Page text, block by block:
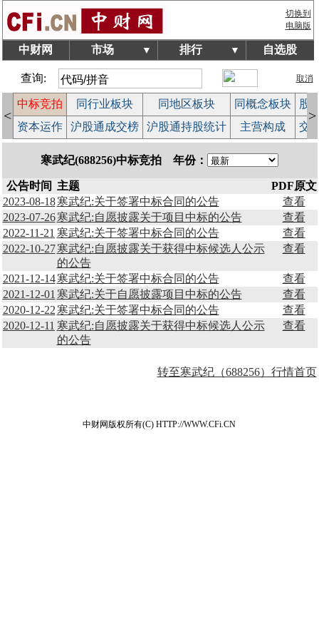
切换到
电脑版
中财网 市场 ▼ 排行 ▼ 自选股
查询: 取消
<
中标竞拍 同行业板块 同地区板块 同概念板块
股
资本运作 沪股通成交榜 沪股通持股统计 主营构成 交
>
寒武纪(688256)中标竞拍 年份：
公告时间 主题
PDF原文
2023-08-18 寒武纪:关于签署中标合同的公告
查看
2023-07-26 寒武纪:自愿披露关于项目中标的公告
查看
2022-11-21 寒武纪:关于签署中标合同的公告
查看
2022-10-27 寒武纪:自愿披露关于获得中标候选人公示
的公告
查看
2021-12-14 寒武纪:关于签署中标合同的公告
查看
2021-12-01 寒武纪:关于自愿披露项目中标的公告
查看
2020-12-22 寒武纪:关于签署中标合同的公告
查看
2020-12-11 寒武纪:自愿披露关于获得中标候选人公示
的公告
查看
转至寒武纪（688256）行情首页
中财网版权所有(C) HTTP://WWW.CFi.CN